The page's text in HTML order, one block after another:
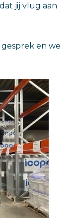
jij vlug aan
en we